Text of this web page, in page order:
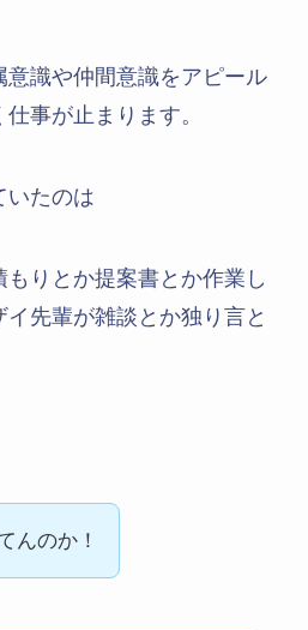
識や仲間意識をアピール
事が止まります。
いたのは
りとか提案書とか作業し
先輩が雑談とか独り言と
んのか！